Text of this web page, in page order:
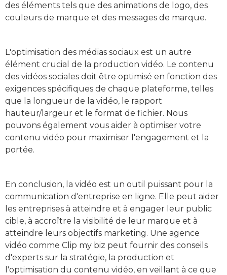
des éléments tels que des animations de logo, des
couleurs de marque et des messages de marque.
L'optimisation des médias sociaux est un autre
élément crucial de la production vidéo. Le contenu
des vidéos sociales doit être optimisé en fonction des
exigences spécifiques de chaque plateforme, telles
que la longueur de la vidéo, le rapport
hauteur/largeur et le format de fichier. Nous
pouvons également vous aider à optimiser votre
contenu vidéo pour maximiser l'engagement et la
portée.
En conclusion, la vidéo est un outil puissant pour la
communication d'entreprise en ligne. Elle peut aider
les entreprises à atteindre et à engager leur public
cible, à accroître la visibilité de leur marque et à
atteindre leurs objectifs marketing. Une agence
vidéo comme Clip my biz peut fournir des conseils
d'experts sur la stratégie, la production et
l'optimisation du contenu vidéo, en veillant à ce que